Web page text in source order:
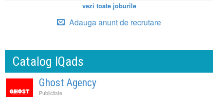
vezi toate joburile
Adauga anunt de recrutare
Catalog IQads
Ghost Agency
Publicitate